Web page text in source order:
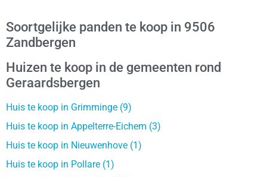
Soortgelijke panden te koop in 9506
Zandbergen
Huizen te koop in de gemeenten rond
Geraardsbergen
Huis te koop in Grimminge (9)
Huis te koop in Appelterre-Eichem (3)
Huis te koop in Nieuwenhove (1)
Huis te koop in Pollare (1)